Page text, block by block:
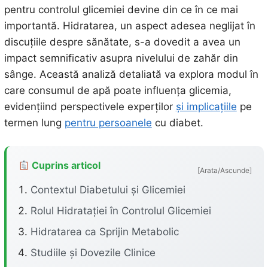
pentru controlul glicemiei devine din ce în ce mai
importantă. Hidratarea, un aspect adesea neglijat în
discuțiile despre sănătate, s-a dovedit a avea un
impact semnificativ asupra nivelului de zahăr din
sânge. Această analiză detaliată va explora modul în
care consumul de apă poate influența glicemia,
evidențiind perspectivele experților și implicațiile pe
termen lung pentru persoanele cu diabet.
Cuprins articol [Arata/Ascunde]
Contextul Diabetului și Glicemiei
Rolul Hidratației în Controlul Glicemiei
Hidratarea ca Sprijin Metabolic
Studiile și Dovezile Clinice